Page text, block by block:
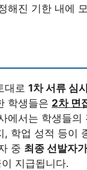
해진 기한 내에
대로 1차 서류 심
학생들은 2차 면
에서는 학생들의
, 학업 성적 등이
중 최종 선발자
지급됩니다.